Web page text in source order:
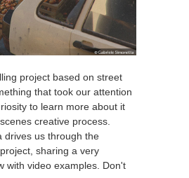
project based on street
that took our attention
to learn more about it
creative process.
drives us through the
sharing a very
with video examples. Don't